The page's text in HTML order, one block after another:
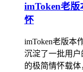
imToken老
怀
imToken老版本
沉淀了一批用
的极简情怀载